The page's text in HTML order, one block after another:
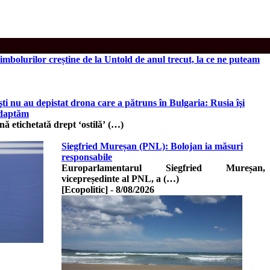
creștine de la Untold de anul trecut, la ce ne puteam
nu au depistat drona care a pătruns în Bulgaria: Rusia îşi
etichetată drept ‘ostilă’ (…)
Siegfried Mureșan (PNL): Bolojan ia măsuri
responsabile
Europarlamentarul Siegfried Mureșan,
vicepreședinte al PNL, a (…)
[Ecopolitic] - 8/08/2026